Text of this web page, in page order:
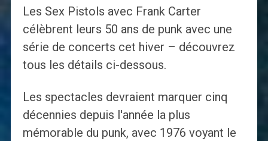
Les Sex Pistols avec Frank Carter
célèbrent leurs 50 ans de punk avec une
série de concerts cet hiver – découvrez
tous les détails ci-dessous.
Les spectacles devraient marquer cinq
décennies depuis l'année la plus
mémorable du punk, avec 1976 voyant le